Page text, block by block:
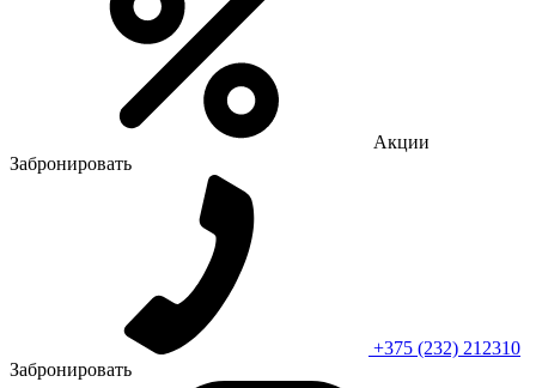
Акции
Забронировать
+375 (232) 212310
Забронировать